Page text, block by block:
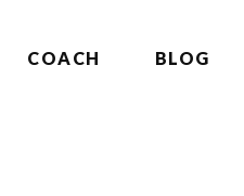
COACH BLOG